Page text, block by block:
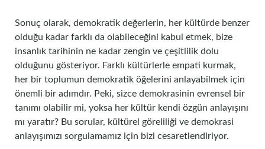
Sonuç olarak, demokratik değerlerin, her kültürde benzer
olduğu kadar farklı da olabileceğini kabul etmek, bize
insanlık tarihinin ne kadar zengin ve çeşitlilik dolu
olduğunu gösteriyor. Farklı kültürlerle empati kurmak,
her bir toplumun demokratik öğelerini anlayabilmek için
önemli bir adımdır. Peki, sizce demokrasinin evrensel bir
tanımı olabilir mi, yoksa her kültür kendi özgün anlayışını
mı yaratır? Bu sorular, kültürel göreliliği ve demokrasi
anlayışımızı sorgulamamız için bizi cesaretlendiriyor.